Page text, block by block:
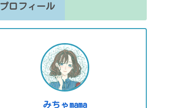
プロフィール
みちゃmama